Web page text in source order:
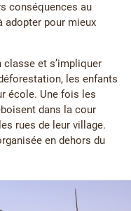
conséquences au
adopter pour mieux
et s’impliquer
les enfants
école. Une fois les
dans la cour
rues de leur village.
en dehors du